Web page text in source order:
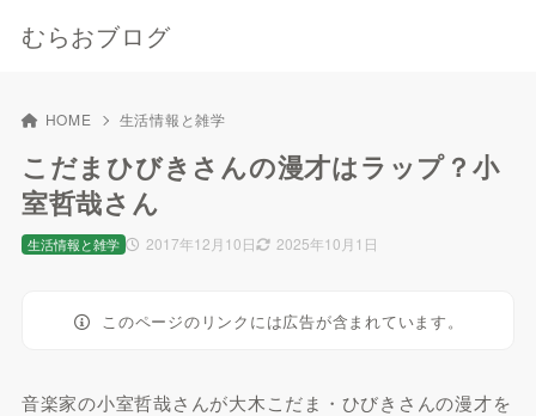
むらおブログ
HOME 生活情報と雑学
こだまひびきさんの漫才はラップ？小
室哲哉さん
2017年12月10日 2025年10月1日
生活情報と雑学
このページのリンクには広告が含まれています。
音楽家の小室哲哉さんが大木こだま・ひびきさんの漫才を